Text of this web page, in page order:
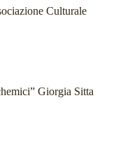
Culturale
Giorgia Sitta